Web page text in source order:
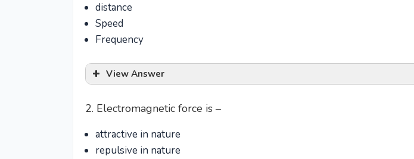
distance
Speed
Frequency
View Answer
2. Electromagnetic force is –
attractive in nature
repulsive in nature